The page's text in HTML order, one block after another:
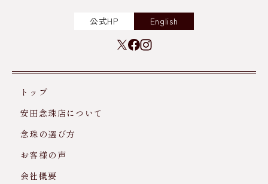
公式HP English
トップ
安田念珠店について
念珠の選び方
お客様の声
会社概要